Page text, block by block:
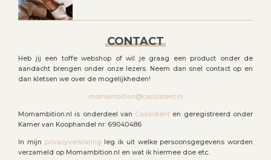
CONTACT
Heb jij een toffe webshop of wil je graag een product onder de
aandacht brengen onder onze lezers. Neem dan snel contact op en
dan kletsen we over de mogelijkheden!
momambition@cassistent.nl
Momambition.nl is onderdeel van Cassistent en geregistreerd onder
Kamer van Koophandel nr: 69040486
In mijn privacyverklaring leg ik uit welke persoonsgegevens worden
verzameld op Momambition.nl en wat ik hiermee doe etc.